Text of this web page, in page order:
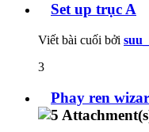
Set up trục A
Viết bài cuối bởi
3
Phay ren